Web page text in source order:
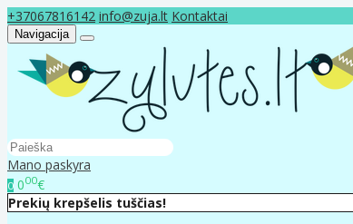
+37067816142 info@zuja.lt Kontaktai
Navigacija
Mano paskyra
0 000€
Prekių krepšelis tuščias!